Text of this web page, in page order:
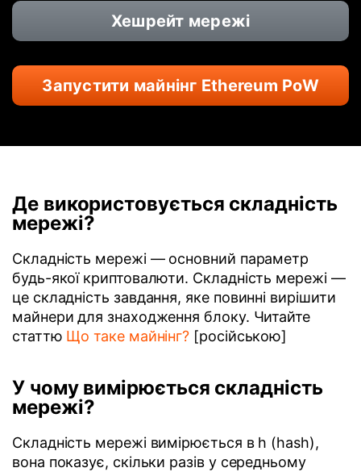
Хешрейт мережі
Запустити майнінг Ethereum PoW
Де використовується складність
мережі?
Складність мережі — основний параметр
будь-якої криптовалюти. Складність мережі —
це складність завдання, яке повинні вирішити
майнери для знаходження блоку. Читайте
статтю Що таке майнінг? [російською]
У чому вимірюється складність
мережі?
Складність мережі вимірюється в h (hash),
вона показує, скільки разів у середньому